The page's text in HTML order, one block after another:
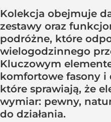
Kolekcja obejmuje
zestawy oraz
podróżne, które
wielogodzinnego
Kluczowym
komfortowe fasony i
które sprawiają, że
wymiar: pewny,
do działania.